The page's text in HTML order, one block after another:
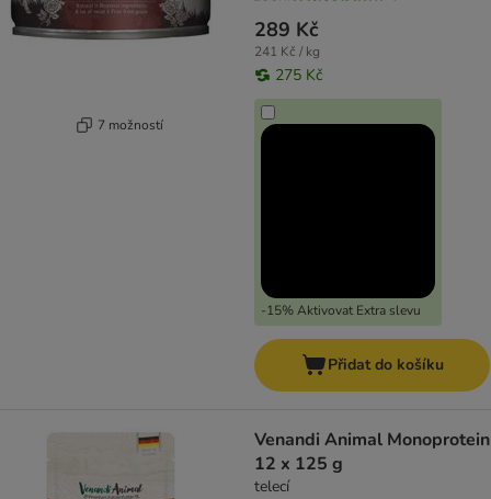
7 možností
289 Kč
241 Kč / kg
275 Kč
-15% Aktivovat Extra slevu
Přidat do košíku
Venandi Animal Monoprotein
12 x 125 g
telecí